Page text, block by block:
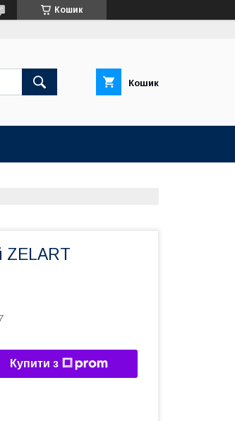
Кошик
Кошик
ZELART
Купити з